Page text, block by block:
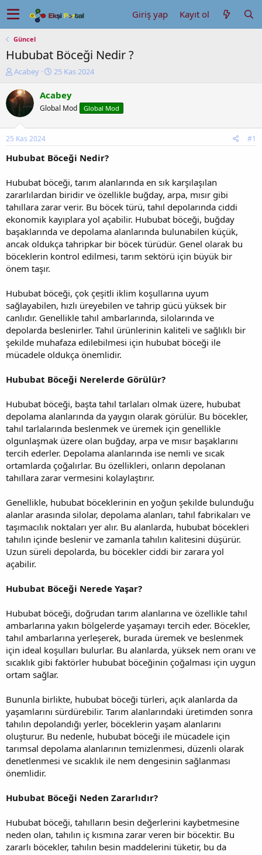
Giriş yap Kayıt ol
Güncel
Hububat Böceği Nedir ?
K
n
u
y
b
a
ş
t
a
n
Acabey
B
ş
a
ç
r
i
h
i
25 Kas 2024
Acabey
Global Mod Global Mod
25 Kas 2024 #1
Hububat Böceği Nedir?
Hububat böceği, tarım alanlarında en sık karşılaşılan
zararlılardan biridir ve özellikle buğday, arpa, mısır gibi
tahıllara zarar verir. Bu böcek türü, tahıl depolarında ciddi
ekonomik kayıplara yol açabilir. Hububat böceği, buğday
başaklarında ve depolama alanlarında bulunabilen küçük,
ancak oldukça tahripkar bir böcek türüdür. Genel olarak bu
böceklerin kontrol edilmesi, tarım sektörü için büyük bir
önem taşır.
Hububat böceği, çok çeşitli iklim koşullarına uyum
sağlayabilen, hızlı üreyebilen ve tahrip gücü yüksek bir
canlıdır. Genellikle tahıl ambarlarında, silolarında ve
depolarda beslenirler. Tahıl ürünlerinin kaliteli ve sağlıklı bir
şekilde muhafaza edilebilmesi için hububat böceği ile
mücadele oldukça önemlidir.
Hububat Böceği Nerelerde Görülür?
Hububat böceği, başta tahıl tarlaları olmak üzere, hububat
depolama alanlarında da yaygın olarak görülür. Bu böcekler,
tahıl tarlalarında beslenmek ve üremek için genellikle
olgunlaşmak üzere olan buğday, arpa ve mısır başaklarını
tercih ederler. Depolama alanlarında ise nemli ve sıcak
ortamlarda çoğalırlar. Bu özellikleri, onların depolanan
tahıllara zarar vermesini kolaylaştırır.
Genellikle, hububat böceklerinin en yoğun şekilde bulunduğu
alanlar arasında silolar, depolama alanları, tahıl fabrikaları ve
taşımacılık noktaları yer alır. Bu alanlarda, hububat böcekleri
tahılın içinde beslenir ve zamanla tahılın kalitesini düşürür.
Uzun süreli depolarda, bu böcekler ciddi bir zarara yol
açabilir.
Hububat Böceği Nerede Yaşar?
Hububat böceği, doğrudan tarım alanlarına ve özellikle tahıl
ambarlarına yakın bölgelerde yaşamayı tercih eder. Böcekler,
tahıl ambarlarına yerleşerek, burada üremek ve beslenmek
için ideal koşulları bulurlar. Bu alanlarda, yüksek nem oranı ve
sıcaklık gibi faktörler hububat böceğinin çoğalması için uygun
ortam sağlar.
Bununla birlikte, hububat böceği türleri, açık alanlarda da
yaşamlarını sürdürebilir. Tarım alanlarındaki üretimden sonra
tahılın depolandığı yerler, böceklerin yaşam alanlarını
oluşturur. Bu nedenle, hububat böceği ile mücadele için
tarımsal depolama alanlarının temizlenmesi, düzenli olarak
denetlenmesi ve sıcaklık ile nem dengesinin sağlanması
önemlidir.
Hububat Böceği Neden Zararlıdır?
Hububat böceği, tahılların besin değerlerini kaybetmesine
neden olan, tahılın iç kısmına zarar veren bir böcektir. Bu
zararlı böcekler, tahılın besin maddelerini tüketir, bu da